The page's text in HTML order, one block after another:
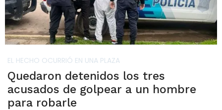
EL HECHO OCURRIÓ EN UNA PLAZA
Quedaron detenidos los tres
acusados de golpear a un hombre
para robarle